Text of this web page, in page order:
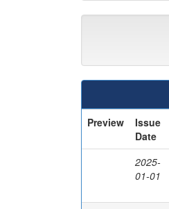
Preview
Issue
Date
2025-
01-01